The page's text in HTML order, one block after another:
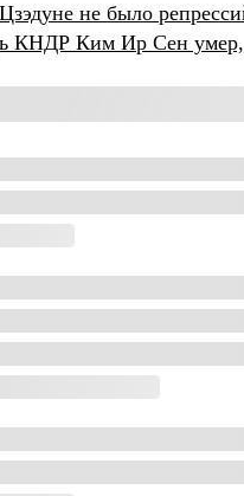
не было
КНДР Ким Ир Сен умер,